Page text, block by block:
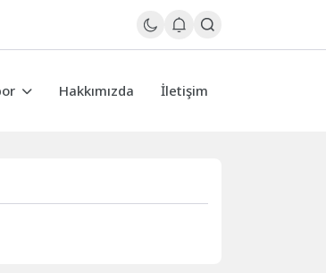
Hakkımızda İletişim